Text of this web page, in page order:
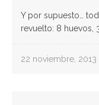
Y por supuesto…
revuelto: 8 huevos,
22 noviembre, 2013